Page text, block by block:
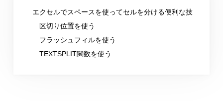
エクセルでスペースを使ってセルを分ける便利な技
区切り位置を使う
フラッシュフィルを使う
TEXTSPLIT関数を使う